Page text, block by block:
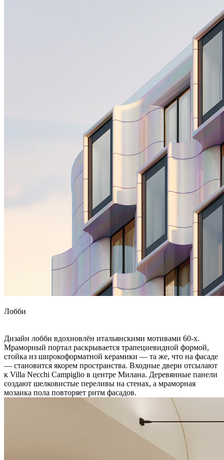
Лобби
Дизайн лобби вдохновлён итальянскими мотивами 60-х.
Мраморный портал раскрывается трапециевидной формой,
стойка из широкоформатной керамики — та же, что на фасаде
— становится якорем пространства. Входные двери отсылают
к Villa Necchi Campiglio в центре Милана. Деревянные панели
создают шелковистые переливы на стенах, а мраморная
мозаика пола повторяет ритм фасадов.